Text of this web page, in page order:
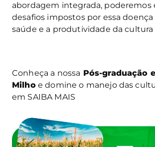
abordagem integrada, poderemos
desafios impostos por essa doença
saúde e a produtividade da cultura
Conheça a nossa Pós-graduação
Milhoe domine o manejo das
em SAIBA MAIS